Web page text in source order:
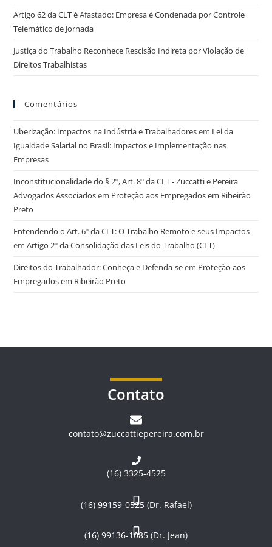
Artigo 62 da CLT é Afastado: Empresa é Condenada por Controle
Telemático de Jornada
Justiça do Trabalho Reconhece Rescisão Indireta por Violação de
Direitos Trabalhistas
Comentários
Uberização: Impactos na Indústria e Trabalhadoresem Lei da
Igualdade Salarial no Brasil: Impactos e Implementação nas
Empresas
Inconstitucionalidade do § 2º, Art. 8º da CLT - Zuccatti e Pereira
Advogados Associadosem Proteção aos Empregados em Ribeirão
Preto
Entendendo o Art. 6º da CLT: O Trabalho Remoto e seus Impactos
emArtigo 2º da Consolidação das Leis do Trabalho (CLT)
Direitos do Trabalhador: Conheça e Defenda-seem Proteção aos
Empregados em Ribeirão Preto
Contato
contato@zuccattiepereira.com.br
(16) 3325-4525
(16) 99159-0525 (Dr. Rafael)
(16) 99136-1085 (Dr. Jean)